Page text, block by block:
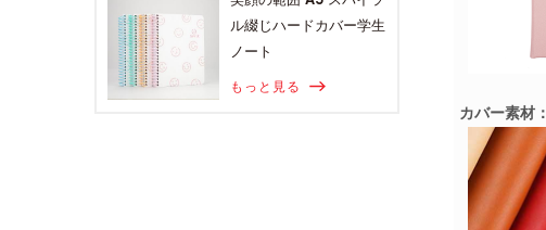
ル綴じハードカバー学生
ノート
もっと見る
カバー素材：